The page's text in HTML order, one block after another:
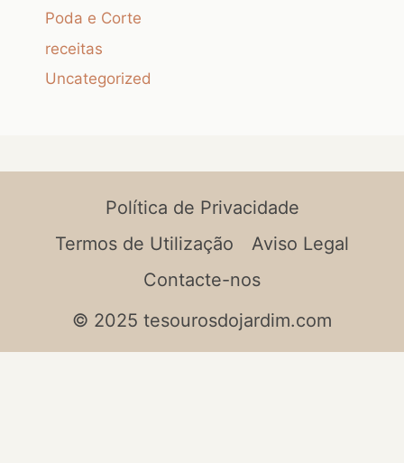
Poda e Corte
receitas
Uncategorized
Política de Privacidade
Termos de Utilização
Aviso Legal
Contacte-nos
© 2025 tesourosdojardim.com